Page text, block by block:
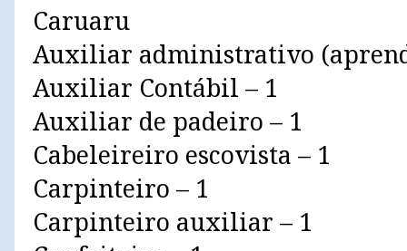
Caruaru
Auxiliar administrativo
Auxiliar Contábil – 1
Auxiliar de padeiro – 1
Cabeleireiro escovista – 1
Carpinteiro – 1
Carpinteiro auxiliar – 1